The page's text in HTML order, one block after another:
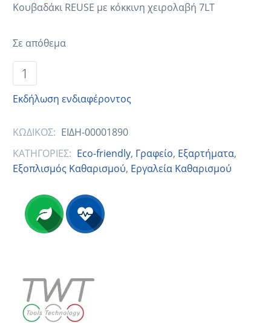
Κουβαδάκι REUSE με κόκκινη χειρολαβή 7LT
Σε απόθεμα
Εκδήλωση ενδιαφέροντος
ΚΩΔΙΚΟΣ: ΕΙΔΗ-00001890
ΚΑΤΗΓΟΡΙΕΣ: Eco-friendly, Γραφείο, Εξαρτήματα,
Εξοπλισμός Καθαρισμού, Εργαλεία Καθαρισμού